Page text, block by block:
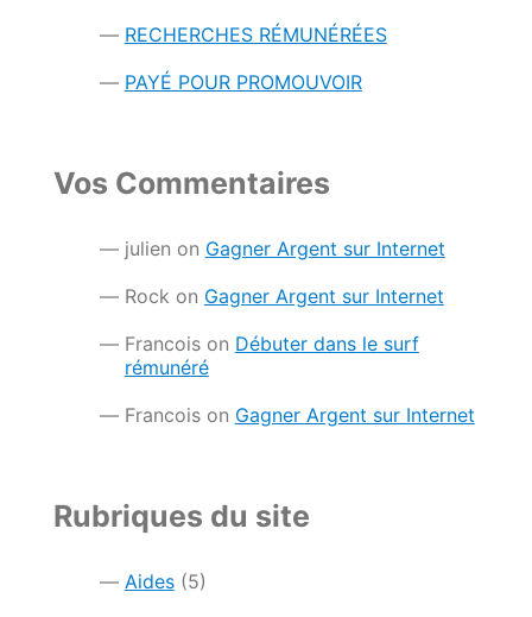
RECHERCHES RÉMUNÉRÉES
PAYÉ POUR PROMOUVOIR
Vos Commentaires
julien on Gagner Argent sur Internet
Rock on Gagner Argent sur Internet
Francoison Débuter dans le surf
rémunéré
Francoison Gagner Argent sur Internet
Rubriques du site
Aides(5)